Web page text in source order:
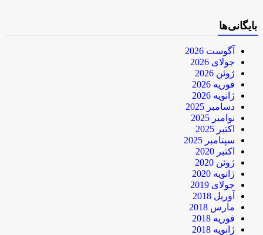
بایگانی‌ها
آگوست 2026
جولای 2026
ژوئن 2026
فوریه 2026
ژانویه 2026
دسامبر 2025
نوامبر 2025
اکتبر 2025
سپتامبر 2025
اکتبر 2020
ژوئن 2020
ژانویه 2020
جولای 2019
آوریل 2018
مارس 2018
فوریه 2018
ژانویه 2018